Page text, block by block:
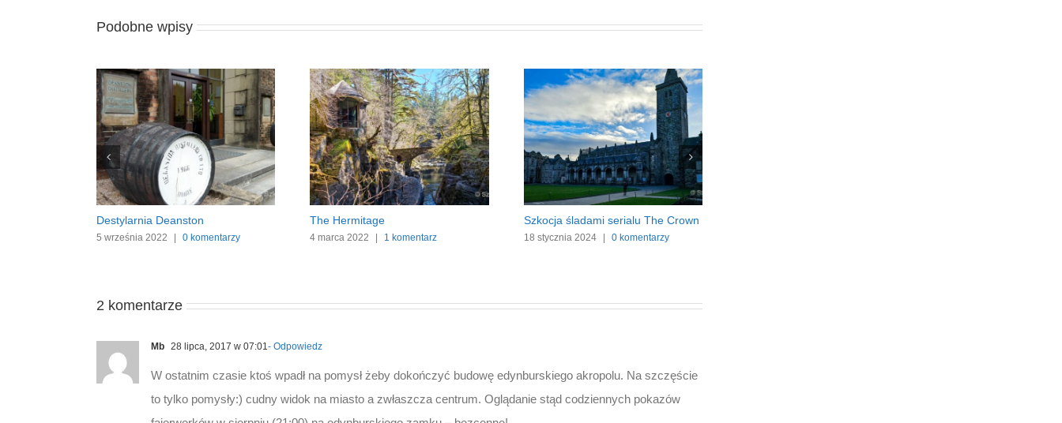
Podobne wpisy
Destylarnia Royal Lochnagar
17 stycznia 2024 0 komentarzy
Outlander w Edynburgu
4 sierpnia 2023 | 1 komentarz
Destylarnia Deanston
5 września 2022 0 komentarzy
2 komentarze
Mb 28 lipca, 2017 w 07:01 - Odpowiedz
W ostatnim czasie ktoś wpadł na pomysł żeby dokończyć budowę edynburskiego akropolu. Na szczęście
to tylko pomysły:) cudny widok na miasto a zwłaszcza centrum. Oglądanie stąd codziennych pokazów